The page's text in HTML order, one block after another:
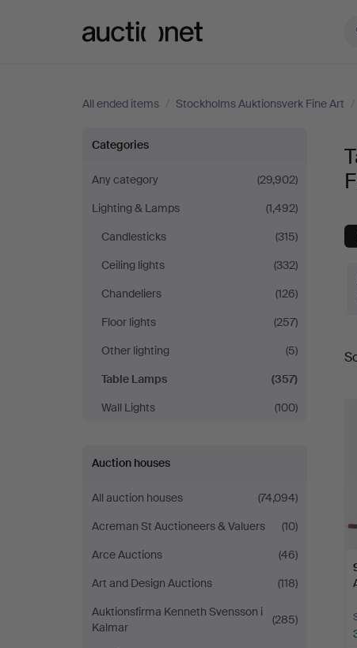
All ended items / Stockholms Auktionsverk Fine Art /
Table
Lamps
at
Stockholms
Auktionsverk
Fine
Art
Categories
Any category
(29,902)
Lighting & Lamps
(1,492)
Candlesticks
(315)
Ceiling lights
(332)
Chandeliers
(126)
Floor lights
(257)
Other lighting
(5)
Table Lamps
(357)
Wall Lights
(100)
Auction houses
All auction houses
(74,094)
Acreman St Auctioneers & Valuers
(10)
Arce Auctions
(46)
Art and Design Auctions
(118)
Auktionsfirma Kenneth Svensson i
Kalmar
(285)